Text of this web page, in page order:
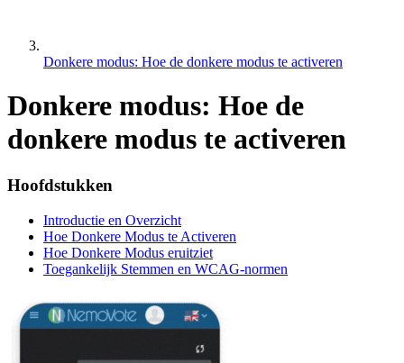
Donkere modus: Hoe de donkere modus te activeren
Donkere modus: Hoe de
donkere modus te activeren
Hoofdstukken
Introductie en Overzicht
Hoe Donkere Modus te Activeren
Hoe Donkere Modus eruitziet
Toegankelijk Stemmen en WCAG-normen